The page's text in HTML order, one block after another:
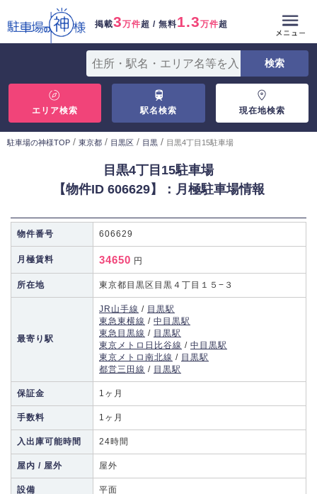
掲載3万件超 / 無料1.3万件超
エリア検索 駅名検索 現在地検索
駐車場の神様TOP / 東京都 / 目黒区 / 目黒 / 目黒4丁目15駐車場
目黒4丁目15駐車場
【物件ID 606629】：月極駐車場情報
物件番号 606629
月極賃料 34650 円
所在地 東京都目黒区目黒４丁目１５−３
最寄り駅
JR山手線 / 目黒駅
東急東横線 / 中目黒駅
東急目黒線 / 目黒駅
東京メトロ日比谷線 / 中目黒駅
東京メトロ南北線 / 目黒駅
都営三田線 / 目黒駅
保証金 1ヶ月
手数料 1ヶ月
入出庫可能時間 24時間
屋内 / 屋外 屋外
設備 平面